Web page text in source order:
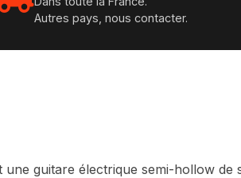
Autres pays, nous contacter.
guitare électrique semi-hollow